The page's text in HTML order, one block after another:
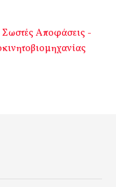
Σωστές Αποφάσεις -